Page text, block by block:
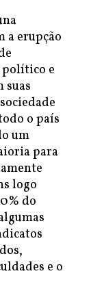
a erupção
político e
suas
o país
um
para
logo
do
e o